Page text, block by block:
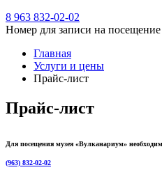
8 963 832-02-02
Номер для записи на посещение
Главная
Услуги и цены
Прайс-лист
Прайс-лист
Для посещения музея «Вулканариум»
(963) 832-02-02